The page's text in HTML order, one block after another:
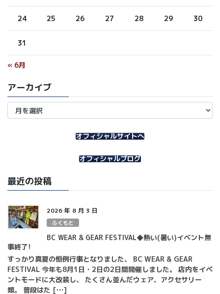
24 25 26 27 28 29 30
31
« 6月
アーカイブ
ア
オフィシャルサイトへ
オフィシャルブログ
最近の投稿
2026 年 8 月 3 日
ふくもと
BC WEAR & GEAR FESTIVAL◆熱い(暑い)イベント無
事終了!
すっかり真夏の恒例行事となりました、 BC WEAR & GEAR
FESTIVAL 今年も8月1日・2日の2日間開催しました。 店内をイベ
ントモードに大改装し、 たくさん並んだウェア、アクセサリー
類。 普段はた […]